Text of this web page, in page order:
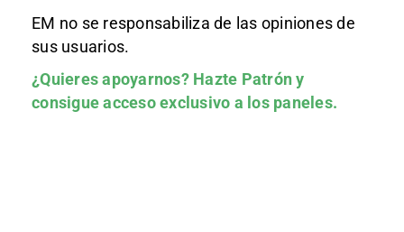
EM no se responsabiliza de las opiniones de
sus usuarios.
¿Quieres apoyarnos? Hazte Patróny
consigue acceso exclusivo a los paneles.